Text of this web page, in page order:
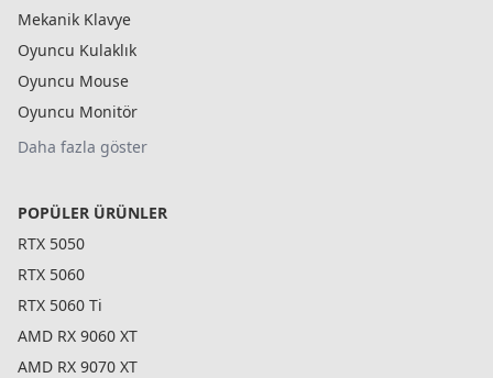
Mekanik Klavye
Oyuncu Kulaklık
Oyuncu Mouse
Oyuncu Monitör
Daha fazla göster
POPÜLER ÜRÜNLER
RTX 5050
RTX 5060
RTX 5060 Ti
AMD RX 9060 XT
AMD RX 9070 XT